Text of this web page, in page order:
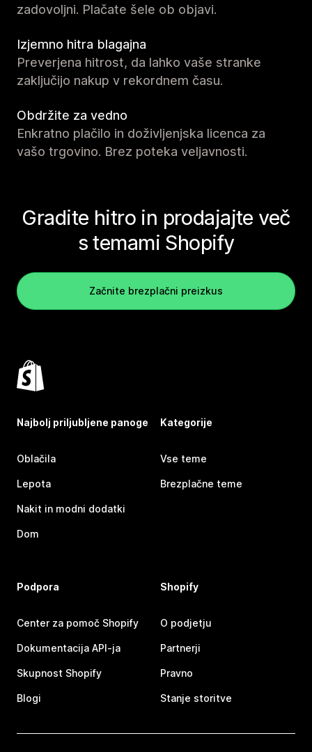
zadovoljni. Plačate šele ob objavi.
Izjemno hitra blagajna
Preverjena hitrost, da lahko vaše stranke
zaključijo nakup v rekordnem času.
Obdržite za vedno
Enkratno plačilo in doživljenjska licenca za
vašo trgovino. Brez poteka veljavnosti.
Gradite hitro in prodajajte več
s temami Shopify
Začnite brezplačni preizkus
Najbolj priljubljene panoge
Oblačila
Lepota
Nakit in modni dodatki
Dom
Kategorije
Vse teme
Brezplačne teme
Podpora
Center za pomoč Shopify
Dokumentacija API-ja
Skupnost Shopify
Blogi
Shopify
O podjetju
Partnerji
Pravno
Stanje storitve